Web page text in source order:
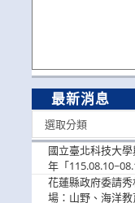
最新消息
選取分類
國立臺北科技大
年「
歡迎學生踴躍報名
花蓮縣政府委請
場：山野、海洋